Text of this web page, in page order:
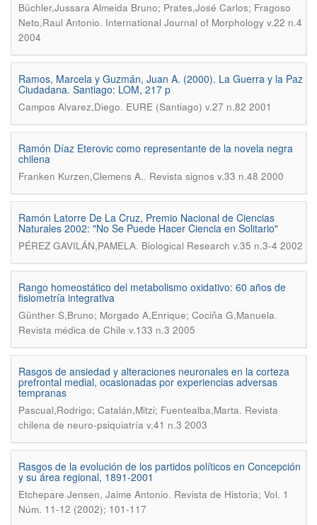
Büchler,Jussara Almeida Bruno; Prates,José Carlos; Fragoso
Neto,Raul Antonio. International Journal of Morphology v.22 n.4
2004
Ramos, Marcela y Guzmán, Juan A. (2000). La Guerra y la Paz
Ciudadana. Santiago: LOM, 217 p
Campos Alvarez,Diego. EURE (Santiago) v.27 n.82 2001
Ramón Díaz Eterovic como representante de la novela negra
chilena
Franken Kurzen,Clemens A.. Revista signos v.33 n.48 2000
Ramón Latorre De La Cruz, Premio Nacional de Ciencias
Naturales 2002: "No Se Puede Hacer Ciencia en Solitario"
PÉREZ GAVILÁN,PAMELA. Biological Research v.35 n.3-4 2002
Rango homeostático del metabolismo oxidativo: 60 años de
fisiometría integrativa
Günther S,Bruno; Morgado A,Enrique; Cociña G,Manuela.
Revista médica de Chile v.133 n.3 2005
Rasgos de ansiedad y alteraciones neuronales en la corteza
prefrontal medial, ocasionadas por experiencias adversas
tempranas
Pascual,Rodrigo; Catalán,Mitzi; Fuentealba,Marta. Revista
chilena de neuro-psiquiatría v.41 n.3 2003
Rasgos de la evolución de los partidos políticos en Concepción
y su área regional, 1891-2001
Etchepare Jensen, Jaime Antonio. Revista de Historia; Vol. 1
Núm. 11-12 (2002); 101-117